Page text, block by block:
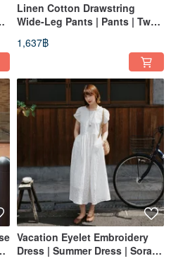
Linen Cotton Drawstring
Wide-Leg Pants | Pants | Two
Colors | Summer Style | Sora-
2155
1,637฿
Vacation Eyelet Embroidery
Dress | Summer Dress | Sora-